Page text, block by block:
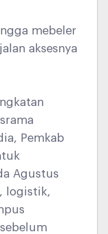
mebeler
aksesnya
Pemkab
Agustus
logistik,